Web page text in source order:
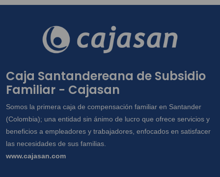
Caja Santandereana de Subsidio
Familiar - Cajasan
Somos la primera caja de compensación familiar en Santander
(Colombia); una entidad sin ánimo de lucro que ofrece servicios y
beneficios a empleadores y trabajadores, enfocados en satisfacer
las necesidades de sus familias.
www.cajasan.com